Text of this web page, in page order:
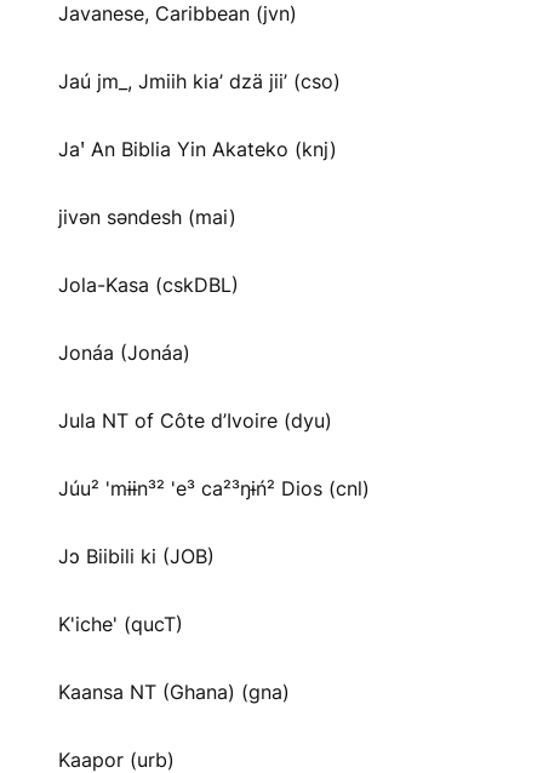
Javanese, Caribbean (jvn)
Jaú jm_, Jmiih kia’ dzä jii’ (cso)
Jaꞌ An Biblia Yin Akateko (knj)
jivən səndesh (mai)
Jola-Kasa (cskDBL)
Jonáa (Jonáa)
Jula NT of Côte d’Ivoire (dyu)
Júu² 'mɨɨn³² 'e³ ca²³ŋɨń² Dios (cnl)
Jɔ Biibili ki (JOB)
K'iche' (qucT)
Kaansa NT (Ghana) (gna)
Kaapor (urb)